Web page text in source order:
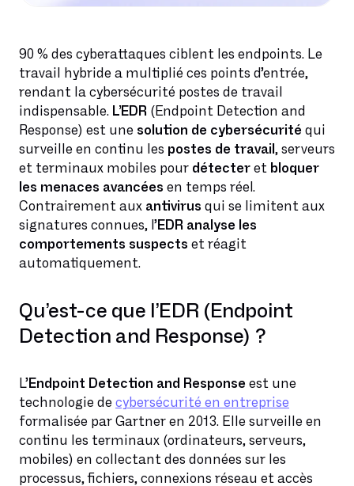
90 % des cyberattaques ciblent les endpoints. Le
travail hybride a multiplié ces points d’entrée,
rendant la cybersécurité postes de travail
indispensable. L’EDR (Endpoint Detection and
Response) est une solution de cybersécurité qui
surveille en continu les postes de travail , serveurs
et terminaux mobiles pour détecter et bloquer
les menaces avancées en temps réel.
Contrairement aux antivirus qui se limitent aux
signatures connues, l’EDR analyse les
comportements suspects et réagit
automatiquement.
Qu’est-ce que l’EDR (Endpoint
Detection and Response) ?
L’Endpoint Detection and Response est une
technologie de cybersécurité en entreprise
formalisée par Gartner en 2013. Elle surveille en
continu les terminaux (ordinateurs, serveurs,
mobiles) en collectant des données sur les
processus, fichiers, connexions réseau et accès